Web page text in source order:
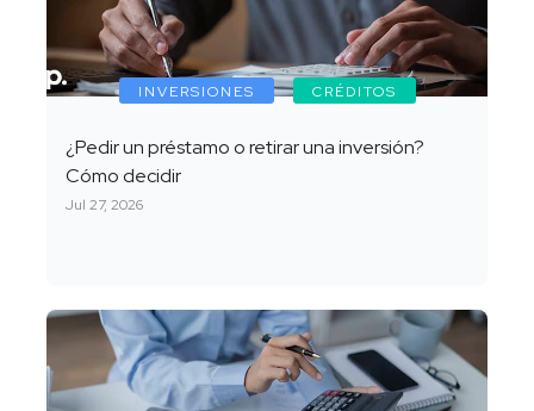
INVERSIONES CRÉDITOS
¿Pedir un préstamo o retirar una inversión?
Cómo decidir
Jul 27, 2026